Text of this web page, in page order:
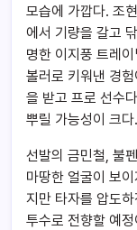
모습에 가깝다. 조
에서 기량을 갈고
명한 이지풍 트레
볼러로 키워낸 경
을 받고 프로 선수
뿌릴 가능성이 크다.
선발의 금민철, 불
마땅한 얼굴이 보
지만 타자를 압도
투수로 전향할 예